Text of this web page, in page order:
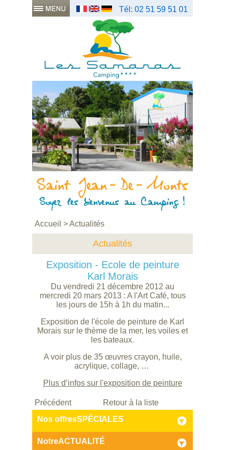
Tél: 02 51 59 51 01
Accueil >Actualités
Actualités
Exposition - Ecole de peinture
Karl Morais
Du vendredi 21 décembre 2012 au
mercredi 20 mars 2013 : A l'Art Café, tous
les jours de 15h à 1h du matin...
Exposition de l'école de peinture de Karl
Morais sur le thème de la mer, les voiles et
les bateaux.
A voir plus de 35 œuvres crayon, huile,
acrylique, collage, …
Plus d’infos sur l'exposition de peinture
Précédent
Retour à la liste
Nos offresSPÉCIALES
NotreACTUALITÉ